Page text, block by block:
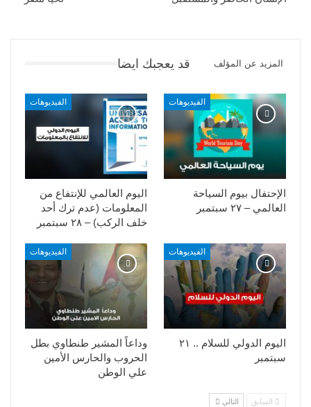
قد يعجبك ايضا المزيد عن المؤلف
الفيديوهات
اليوم العالمي للإنتفاع من
المعلومات (عدم ترك أحد
خلف الركب) – ٢٨ سبتمبر
الفيديوهات
الإحتفال بيوم السياحة
العالمي – ٢٧ سبتمبر
الفيديوهات
وداعاً المشير طنطاوي بطل
الحروب والحارس الأمين
علي الوطن
الفيديوهات
اليوم الدولي للسلام .. ٢١
سبتمبر
السابق التالي